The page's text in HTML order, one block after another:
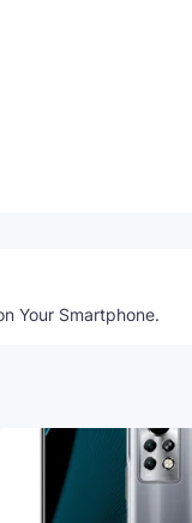
Your Smartphone.